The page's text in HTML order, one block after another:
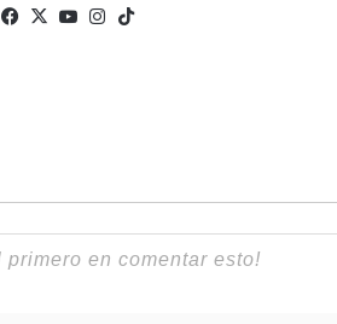
Fa
X
Yo Ins